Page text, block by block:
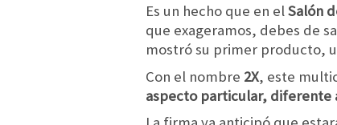
Es un hecho que en elSalón
que exageramos, debes de
mostró su primer producto,
Con el nombre 2X, este
aspecto particular, diferente